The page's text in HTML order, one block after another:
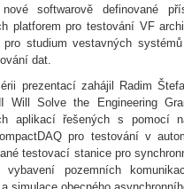
nové softwarově definované
platforem pro testování VF
pro studium vestavných
dat.
prezentací zahájil Radim
Will Solve the Engineering
aplikací řešených s pomocí
pro testování v
testovací stanice pro
vybavení pozemních